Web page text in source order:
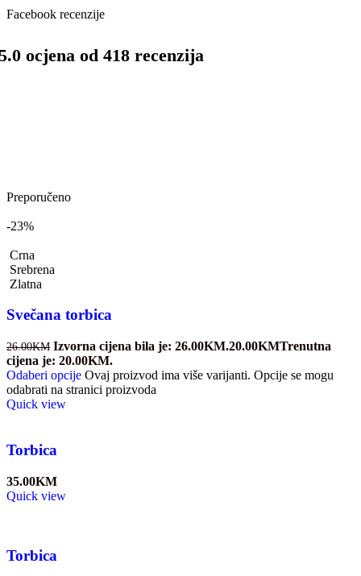
Facebook recenzije
ocjena od 418 recenzija
Preporučeno
-23%
Crna
Srebrena
Zlatna
Svečana torbica
26.00KM Izvorna cijena bila je: 26.00KM.20.00KMTrenutna
cijena je: 20.00KM.
Odaberi opcije Ovaj proizvod ima više varijanti. Opcije se mogu
odabrati na stranici proizvoda
Quick view
Torbica
35.00KM
Quick view
Torbica